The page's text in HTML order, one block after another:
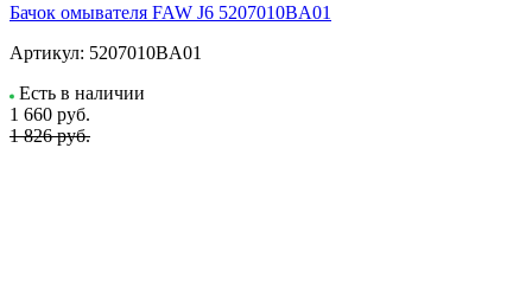
Бачок омывателя FAW J6 5207010BA01
Артикул: 5207010BA01
Есть в наличии
1 660 руб.
1 826 руб.